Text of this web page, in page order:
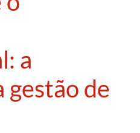
a
gestão de